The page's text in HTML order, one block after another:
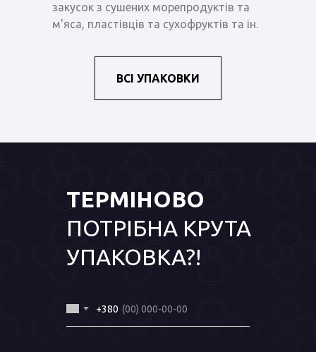
закусок з сушених морепродуктів та
м'яса, пластівців та сухофруктів та ін.
ВСІ УПАКОВКИ
ТЕРМІНОВО
ПОТРІБНА КРУТА
УПАКОВКА?!
+380